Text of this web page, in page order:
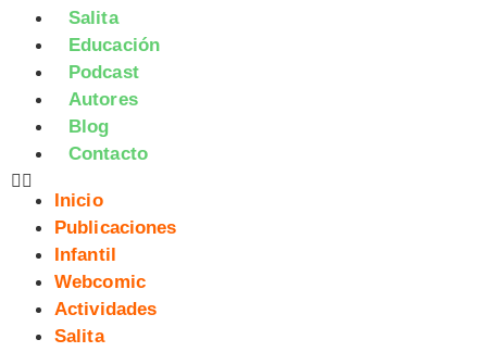
Salita
Educación
Podcast
Autores
Blog
Contacto
Inicio
Publicaciones
Infantil
Webcomic
Actividades
Salita